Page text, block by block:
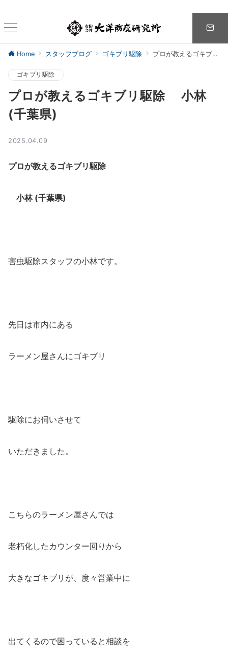
Home スタッフブログ ゴキブリ駆除 プロが教えるゴキブリ駆除 小林 (千葉県)
ゴキブリ駆除
プロが教えるゴキブリ駆除 小林
(千葉県)
2025.04.09
プロが教えるゴキブリ駆除
小林 (千葉県)
害虫駆除スタッフの小林です。
先日は市内にある
ラーメン屋さんにゴキブリ
駆除にお伺いさせて
いただきました。
こちらのラーメン屋さんでは
老朽化したカウンター回りから
大きなゴキブリが、度々営業中に
出てくるので困っていると相談を